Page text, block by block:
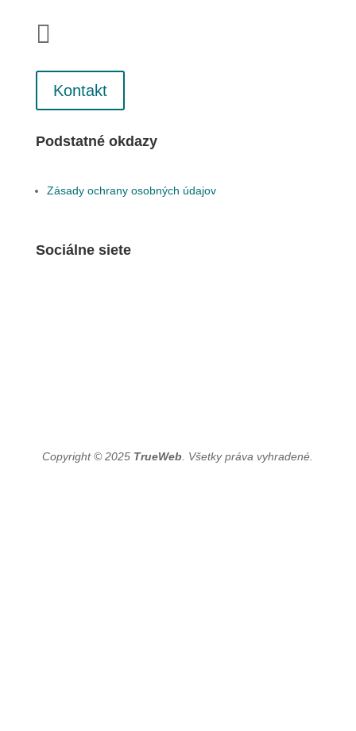

Kontakt
Podstatné okdazy
Zásady ochrany osobných údajov
Sociálne siete
Copyright © 2025 TrueWeb . Všetky práva vyhradené.